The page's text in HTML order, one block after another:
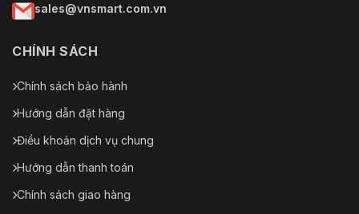
sales@vnsmart.com.vn
CHÍNH SÁCH
Chính sách bảo hành
Hướng dẫn đặt hàng
Điều khoản dịch vụ chung
Hướng dẫn thanh toán
Chính sách giao hàng